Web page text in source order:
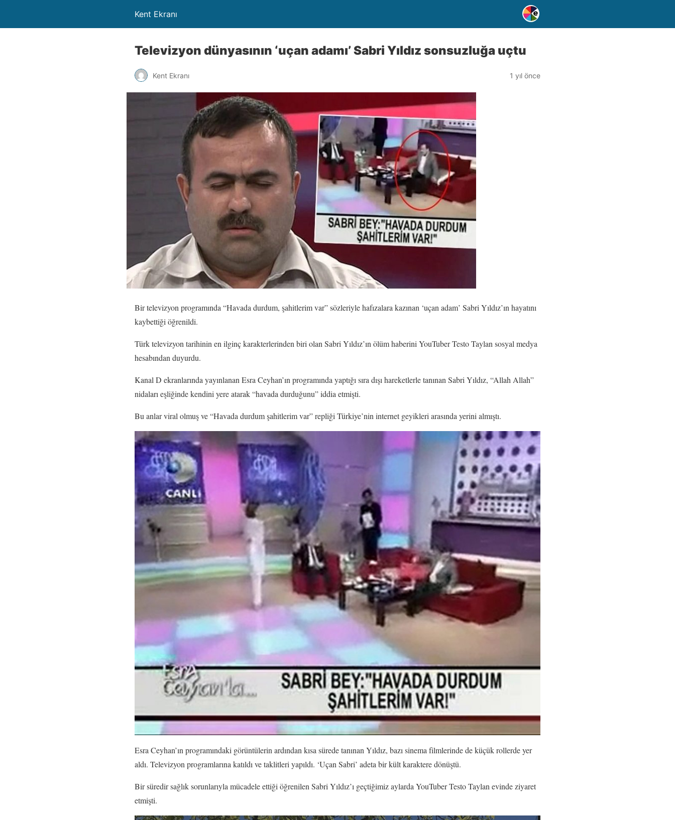
Kent Ekranı
Televizyon dünyasının ‘uçan adamı’ Sabri Yıldız sonsuzluğa uçtu
Kent Ekranı 1 yıl önce
Bir televizyon programında “Havada durdum, şahitlerim var” sözleriyle hafızalara kazınan ‘uçan adam’ Sabri Yıldız’ın hayatını
kaybettiği öğrenildi.
Türk televizyon tarihinin en ilginç karakterlerinden biri olan Sabri Yıldız’ın ölüm haberini YouTuber Testo Taylan sosyal medya
hesabından duyurdu.
Kanal D ekranlarında yayınlanan Esra Ceyhan’ın programında yaptığı sıra dışı hareketlerle tanınan Sabri Yıldız, “Allah Allah”
nidaları eşliğinde kendini yere atarak “havada durduğunu” iddia etmişti.
Bu anlar viral olmuş ve “Havada durdum şahitlerim var” repliği Türkiye’nin internet geyikleri arasında yerini almıştı.
Esra Ceyhan’ın programındaki görüntülerin ardından kısa sürede tanınan Yıldız, bazı sinema filmlerinde de küçük rollerde yer
aldı. Televizyon programlarına katıldı ve taklitleri yapıldı. ‘Uçan Sabri’ adeta bir kült karaktere dönüştü.
Bir süredir sağlık sorunlarıyla mücadele ettiği öğrenilen Sabri Yıldız’ı geçtiğimiz aylarda YouTuber Testo Taylan evinde ziyaret
etmişti.